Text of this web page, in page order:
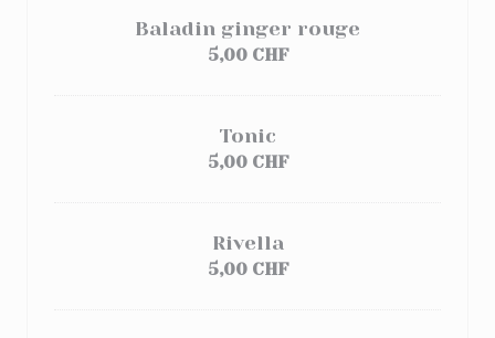
Baladin ginger rouge
5,00 CHF
Tonic
5,00 CHF
Rivella
5,00 CHF